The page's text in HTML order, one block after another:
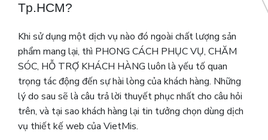
Tp.HCM?
Khi sử dụng một dịch vụ nào đó ngoài chất lượng sản
phẩm mang lại, thì PHONG CÁCH PHỤC VỤ, CHĂM
SÓC, HỖ TRỢ KHÁCH HÀNG luôn là yếu tố quan
trọng tác động đến sự hài lòng của khách hàng. Những
lý do sau sẽ là câu trả lời thuyết phục nhất cho câu hỏi
trên, và tại sao khách hàng lại tin tưởng chọn dùng dịch
vụ thiết kế web của VietMis.